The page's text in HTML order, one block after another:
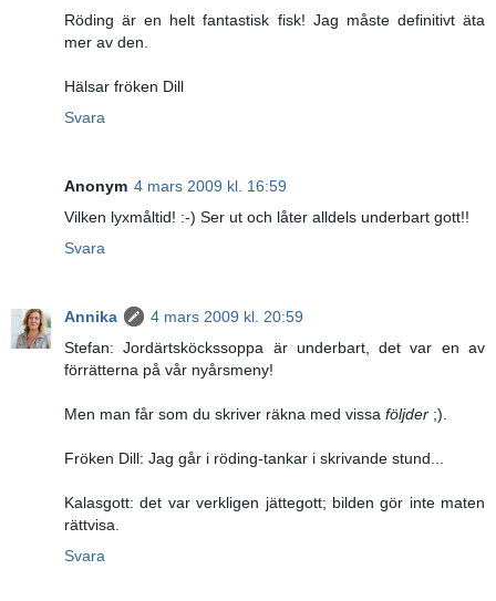
Röding är en helt fantastisk fisk! Jag måste definitivt äta
mer av den.
Hälsar fröken Dill
Svara
Anonym 4 mars 2009 kl. 16:59
Vilken lyxmåltid! :-) Ser ut och låter alldels underbart gott!!
Svara
Annika
4 mars 2009 kl. 20:59
Stefan: Jordärtsköckssoppa är underbart, det var en av
förrätterna på vår nyårsmeny!
Men man får som du skriver räkna med vissa följder ;).
Fröken Dill: Jag går i röding-tankar i skrivande stund...
Kalasgott: det var verkligen jättegott; bilden gör inte maten
rättvisa.
Svara